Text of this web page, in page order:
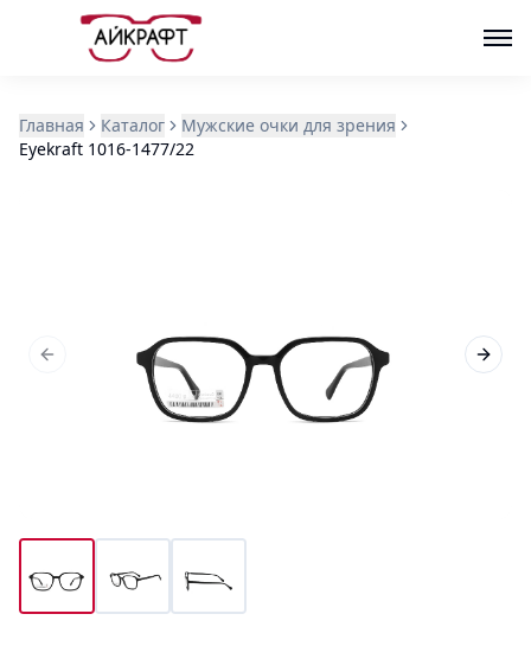
Главная Каталог
Мужские очки для зрения
Eyekraft 1016-1477/22
Previous slide Next